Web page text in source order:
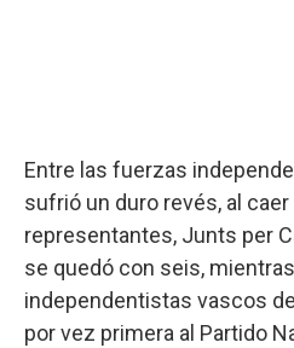
Entre las fuerzas
sufrió un duro revés, al caer
representantes, Junts per
se quedó con seis,
independentistas vascos
por vez primera al Partido